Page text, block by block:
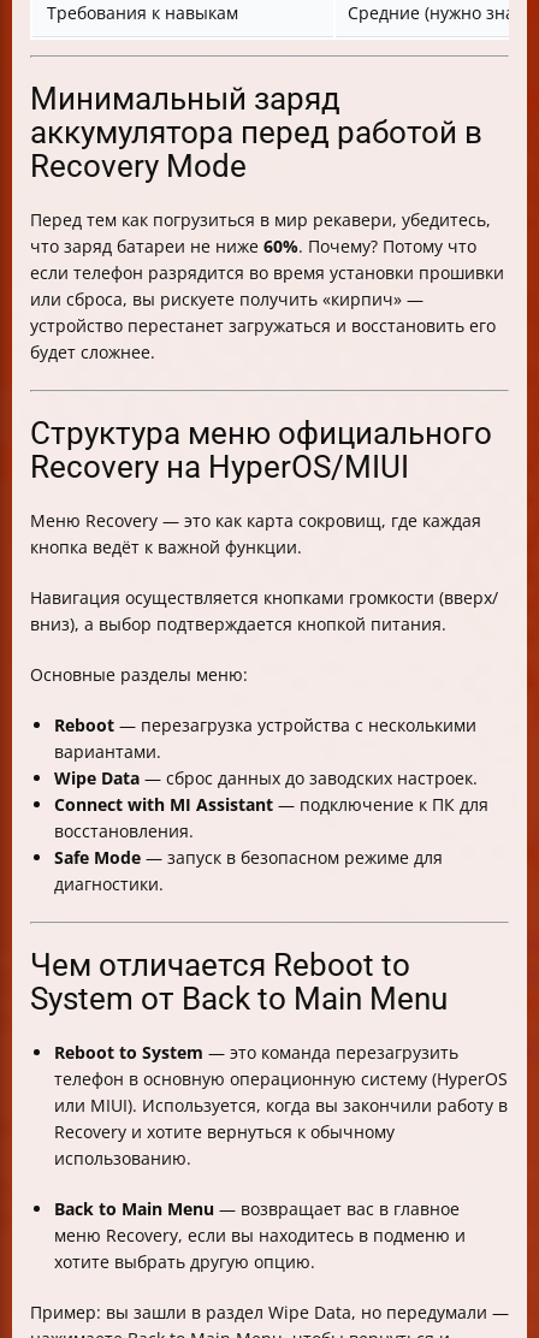
Требования к навыкам Средние (нужно
Минимальный заряд
аккумулятора перед работой в
Recovery Mode
Перед тем как погрузиться в мир рекавери, убедитесь,
что заряд батареи не ниже 60%. Почему? Потому что
если телефон разрядится во время установки прошивки
или сброса, вы рискуете получить «кирпич» —
устройство перестанет загружаться и восстановить его
будет сложнее.
Структура меню официального
Recovery на HyperOS/MIUI
Меню Recovery — это как карта сокровищ, где каждая
кнопка ведёт к важной функции.
Навигация осуществляется кнопками громкости (вверх/
вниз), а выбор подтверждается кнопкой питания.
Основные разделы меню:
Reboot — перезагрузка устройства с несколькими
вариантами.
Wipe Data — сброс данных до заводских настроек.
Connect with MI Assistant — подключение к ПК для
восстановления.
Safe Mode — запуск в безопасном режиме для
диагностики.
Чем отличается Reboot to
System от Back to Main Menu
Reboot to System — это команда перезагрузить
телефон в основную операционную систему (HyperOS
или MIUI). Используется, когда вы закончили работу в
Recovery и хотите вернуться к обычному
использованию.
Back to Main Menu — возвращает вас в главное
меню Recovery, если вы находитесь в подменю и
хотите выбрать другую опцию.
Пример: вы зашли в раздел Wipe Data, но передумали —